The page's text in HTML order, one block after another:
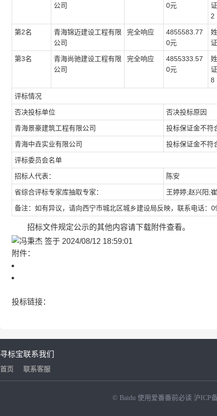
公司
0元
2
第2名
青海锦迈建设工程有限
公司
完全响应
4855583.77
0元
第3名
青海尚驰建设工程有限
公司
完全响应
4855333.57
0元
8
评标情况
否决投标单位 否决投标原因
青海景豪建筑工程有限公司 投标保证金不符
青海中垚实业有限公司 投标保证金不符
评标委员会名单
招标人代表： 陈安
省综合评标专家库抽取专家： 王婷婷;赵兴阳;
备注：如有异议，请向西宁市城北区城乡建设局反映，联系电话：
招标文件规定公示的其他内容请下载附件查看。
附件：
投标链接：
寻标宝
首页
联系我们
联系客服
© Baidu 使用爱番番前必读 沪ICP